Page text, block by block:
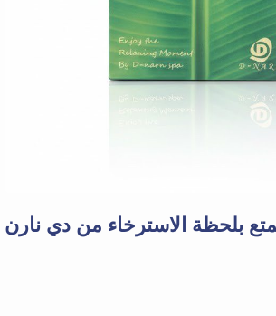
بلحظة الاسترخاء من دي نارن